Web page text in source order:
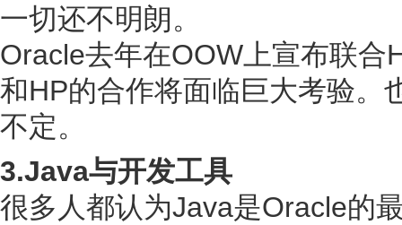
一切还不明朗。
Oracle去年在OOW上宣布联合
和HP的合作将面临巨大考验。
不定。
3.Java与开发工具
很多人都认为Java是Oracle的